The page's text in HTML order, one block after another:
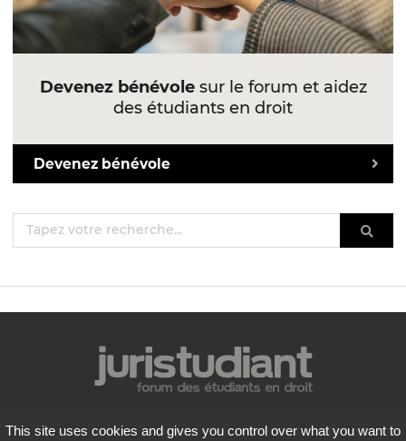
Devenez bénévolesur le forum et aidez
des étudiants en droit
Devenez bénévole
Mentions légales
This site uses cookies and gives you control over what you want to